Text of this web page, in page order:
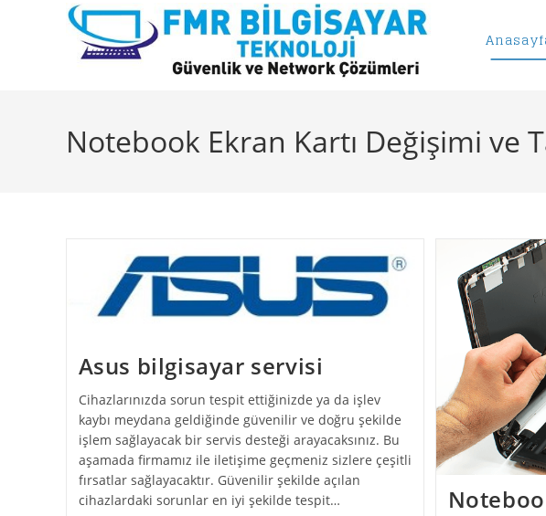
Notebook Ekran Kartı Değişimi ve
Asus bilgisayar servisi
Cihazlarınızda sorun tespit ettiğinizde ya da işlev
kaybı meydana geldiğinde güvenilir ve doğru şekilde
işlem sağlayacak bir servis desteği arayacaksınız. Bu
aşamada firmamız ile iletişime geçmeniz sizlere çeşitli
fırsatlar sağlayacaktır. Güvenilir şekilde açılan
cihazlardaki sorunlar en iyi şekilde tespit…